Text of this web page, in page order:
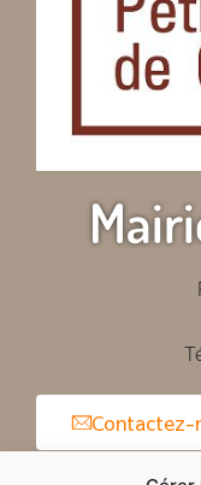
Contactez-